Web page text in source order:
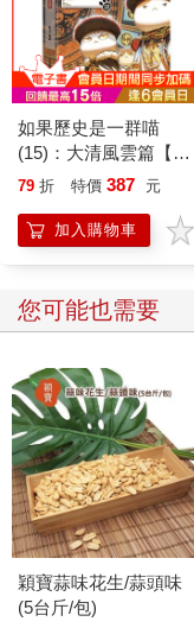
如果歷史是一群喵
(15)：大清風雲篇【萌
貓漫畫學歷史】
79 折 特價 387 元
加入購物車
您可能也需要
穎寶蒜味花生/蒜頭味
(5台斤/包)